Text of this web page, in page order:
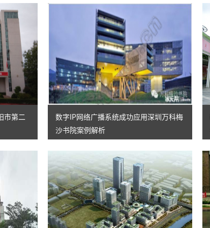
市第二
数字IP网络广播系统成功应用深圳万科梅
沙书院案例解析